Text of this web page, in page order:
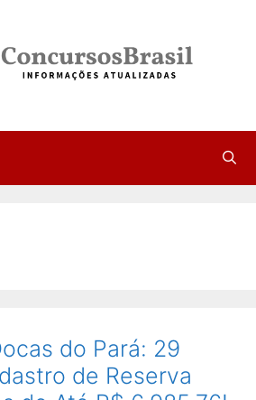
do Pará: 29
de Reserva